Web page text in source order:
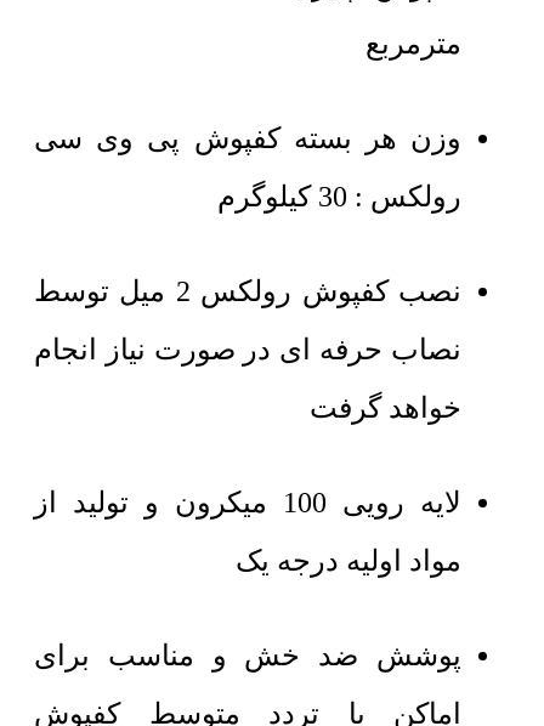
مترمربع
وزن هر بسته کفپوش پی وی سی
رولکس : 30 کیلوگرم
نصب کفپوش رولکس 2 میل توسط
نصاب حرفه ای در صورت نیاز انجام
خواهد گرفت
لایه رویی 100 میکرون و تولید از
مواد اولیه درجه یک
پوشش ضد خش و مناسب برای
اماکن با تردد متوسط کفپوش